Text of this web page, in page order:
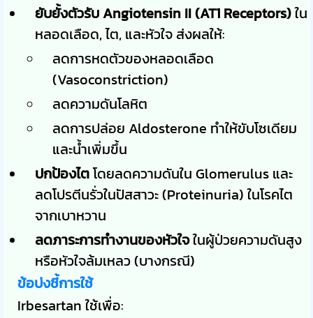
ยับยั้งตัวรับ Angiotensin II (AT1 Receptors)ใน
หลอดเลือด, ไต, และหัวใจ ส่งผลให้:
ลดการหดตัวของหลอดเลือด
(Vasoconstriction)
ลดความดันโลหิต
ลดการปล่อย Aldosterone ทำให้ขับโซเดียม
และน้ำเพิ่มขึ้น
ปกป้องไตโดยลดความดันใน Glomerulus และ
ลดโปรตีนรั่วในปัสสาวะ (Proteinuria) ในโรคไต
จากเบาหวาน
ลดภาระการทำงานของหัวใจในผู้ป่วยความดันสูง
หรือหัวใจล้มเหลว (บางกรณี)
ข้อบ่งชี้การใช้
Irbesartan ใช้เพื่อ: